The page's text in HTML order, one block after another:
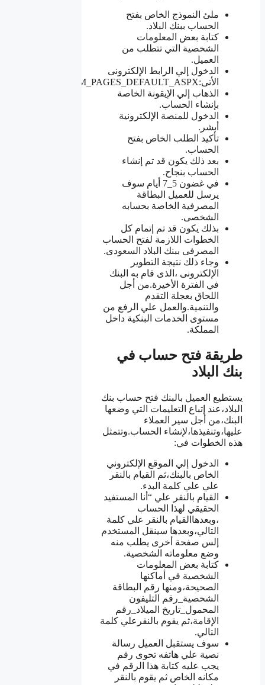
ملئ النموذج الخاص بفتح
الحساب ببنك البلاد.
كتابة بعض المعلومات
الشخصية التي تتطلب من
العميل.
الدخول إلي الرابط الإلكترونى
الأتى:WWW.BANKALBILAD.COM_PAGES_DEFAULT_ASPX.
الذهاب إلي الإيقونة الخاصة
بإنشاء الحساب.
الدخول للمنصة الإلكترونية
أبشر.
تأكيد الطلب الخاص بفتح
الحساب.
بعد ذلك يكون قد تم إنشاء
الحساب بنجاح.
في غضون 5_7 أيام سوف
يرسل للعميل البطاقة
المصرفية الخاصة بحسابه
الشخصى.
بذلك يكون قد تم إتمام كل
الخطوات اللازمة لفتح الحساب
المصرفى ببنك البلاد السعودى.
وجاء ذلك نتيجة التطوير
الإلكترونى ،الذى قام به البنك
في الفترة الأخيرة.من أجل
اللحاق بعجلة التقدم
والتنمية.والعمل علي الرفع من
مستوى الخدمات البنكية داخل
المملكة.
طريقة فتح حساب في
بنك البلاد
يستطيع العميل بالبنك فتح حساب بنك
البلاد،عند إتباع التعليمات التي وضعها
البنك،من أجل سير العملاء
عليها،وتنفيذها،لإنشاء الحساب.وتتمثل
هذه الخطوات في:
الدخول إلي الموقع الإلكتروني
الخاص بالبنك،ثم القيام بالنقر
علي علي كلمة البدء.
القيام بالنقر علي “أنا المستفيد
الحقيقي لهذا الحساب
،وبعدهاالقيام بالنقر علي كلمة
التالي،وبعدها سينقل المستخدم
إلس صفحة أخرى يطلب منه
وضع معلوماته الشخصية.
كتابة بعض المعلومات
الشخصية في أماكنها
الصحيحة،ومنها رقم البطاقة
الشخصية_رقم التليفون
المحمول_تاريخ الميلاد_رقم
الإقامة،ثم يقوم بالنقرعلي كلمة
التالي.
سوف يستقبل العميل رسالة
نصية علي هاتفه تحوى رقم
يجب عليه كتابة هذا الرقم في
مكانه الخاص ثم يقوم بالنقر